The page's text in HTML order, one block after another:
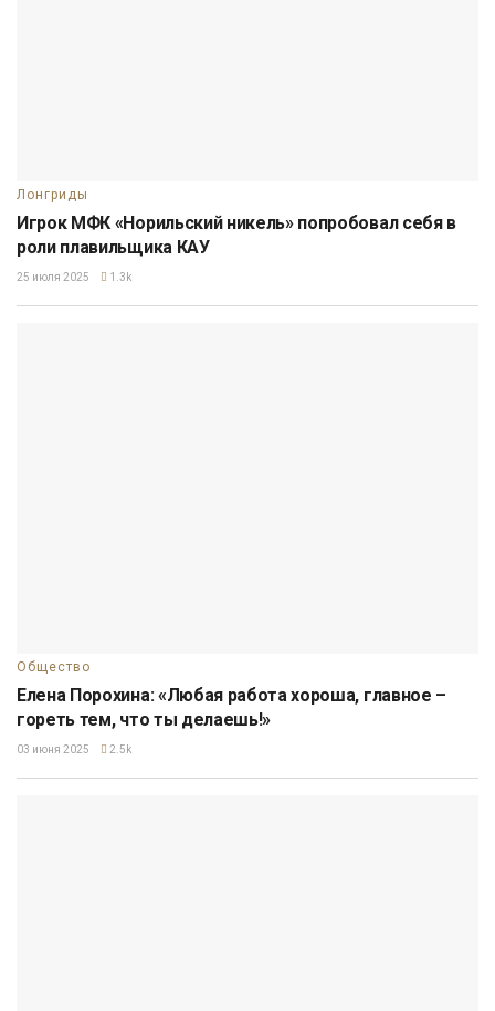
Лонгриды
Игрок МФК «Норильский никель» попробовал себя в
роли плавильщика КАУ
25 июля 2025 1.3k
Общество
Елена Порохина: «Любая работа хороша, главное –
гореть тем, что ты делаешь!»
03 июня 2025 2.5k